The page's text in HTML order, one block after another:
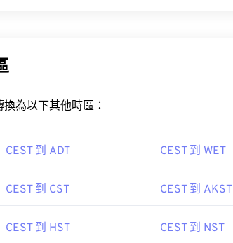
為以下其他時區：
CEST 到 ADT CEST 到 WET
CEST 到 CST CEST 到 AKST
CEST 到 HST CEST 到 NST